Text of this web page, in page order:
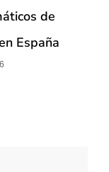
de
España